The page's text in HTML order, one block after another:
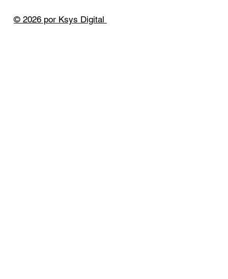
© 2026 por Ksys Digital